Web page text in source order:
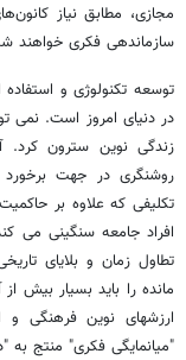
مجازی، مطابق نیاز
سازماندهی فکری خواهند
توسعه تکنولوژی و
در دنیای امروز است. نمی
زندگی نوین سترون کرد.
روشنگری در جهت
تکلیفی که علاوه بر
افراد جامعه سنگینی می
تطاول زمان و بلایای
مانده را باید بسیار بیش
ارزشهای نوین فرهنگی و
"میانمایگی فکری" منتج